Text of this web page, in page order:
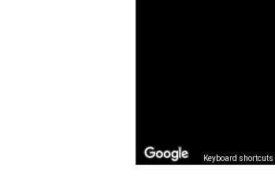
Keyboard shortcuts